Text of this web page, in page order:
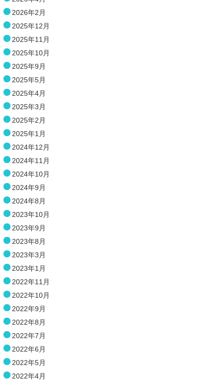
2026年2月
2025年12月
2025年11月
2025年10月
2025年9月
2025年5月
2025年4月
2025年3月
2025年2月
2025年1月
2024年12月
2024年11月
2024年10月
2024年9月
2024年8月
2023年10月
2023年9月
2023年8月
2023年3月
2023年1月
2022年11月
2022年10月
2022年9月
2022年8月
2022年7月
2022年6月
2022年5月
2022年4月